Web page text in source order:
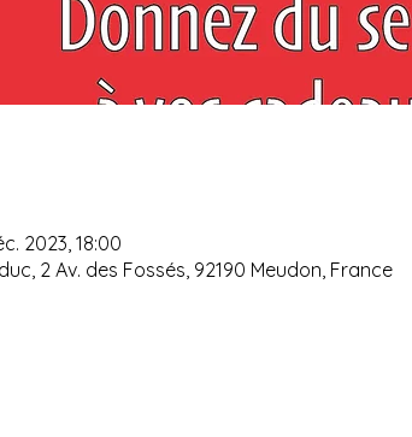
2023, 18:00
2 Av. des Fossés, 92190 Meudon, France